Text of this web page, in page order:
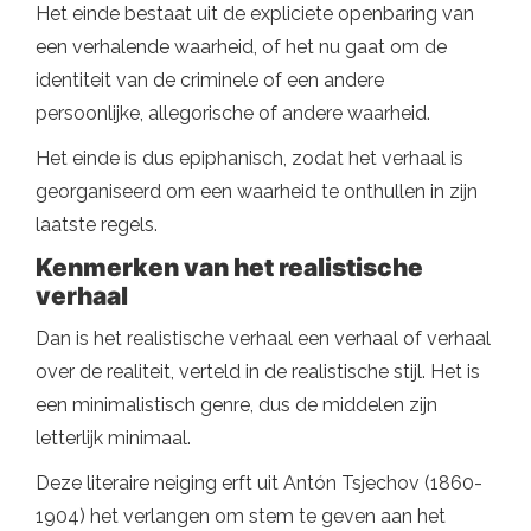
Het einde bestaat uit de expliciete openbaring van
een verhalende waarheid, of het nu gaat om de
identiteit van de criminele of een andere
persoonlijke, allegorische of andere waarheid.
Het einde is dus epiphanisch, zodat het verhaal is
georganiseerd om een ​​waarheid te onthullen in zijn
laatste regels.
Kenmerken van het realistische
verhaal
Dan is het realistische verhaal een verhaal of verhaal
over de realiteit, verteld in de realistische stijl. Het is
een minimalistisch genre, dus de middelen zijn
letterlijk minimaal.
Deze literaire neiging erft uit Antón Tsjechov (1860-
1904) het verlangen om stem te geven aan het